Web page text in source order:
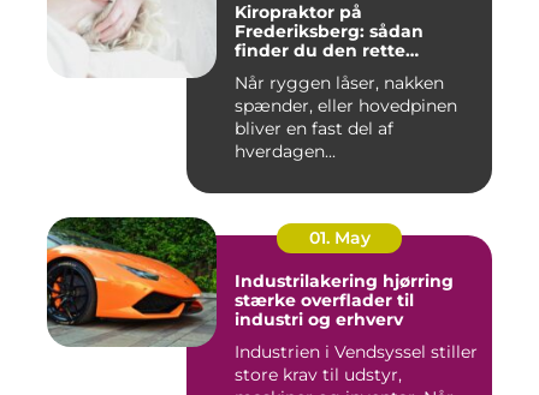
Kiropraktor på
Frederiksberg: sådan
finder du den rette
Når ryggen låser, nakken
spænder, eller hovedpinen
bliver en fast del af
hverdagen...
01. May
Industrilakering hjørring
stærke overflader til
industri og erhverv
Industrien i Vendsyssel stiller
store krav til udstyr,